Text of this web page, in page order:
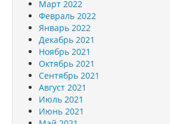
Март 2022
Февраль 2022
Январь 2022
Декабрь 2021
Ноябрь 2021
Октябрь 2021
Сентябрь 2021
Август 2021
Июль 2021
Июнь 2021